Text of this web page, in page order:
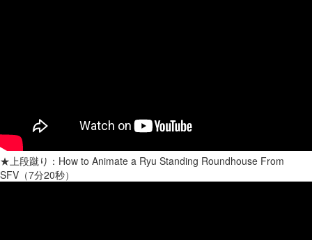
★上段蹴り：How to Animate a Ryu Standing Roundhouse From
SFV（7分20秒）